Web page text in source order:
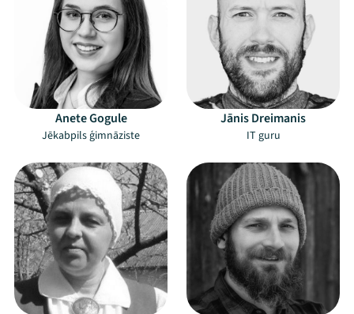
Mana programma
Festivāls
Programma
Arhīvs
Viņi bija LAMPĀ 2026
Anete Gogule
Jēkabpils ģimnāziste
Jānis Dreimanis
IT guru